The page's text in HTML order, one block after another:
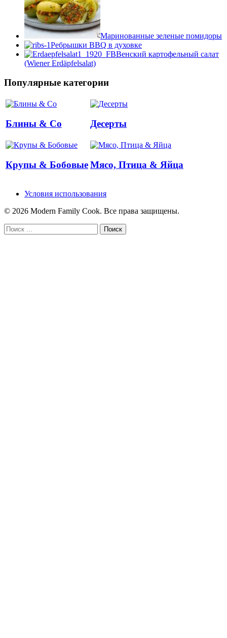
Маринованные зеленые помидоры
Ребрышки BBQ в духовке
Венский картофельный салат
(Wiener Erdäpfelsalat)
Популярные категории
Блины & Co Десерты
Крупы & БобовыеМясо, Птица & Яйца
Условия использования
© 2026 Modern Family Cook. Все права защищены.